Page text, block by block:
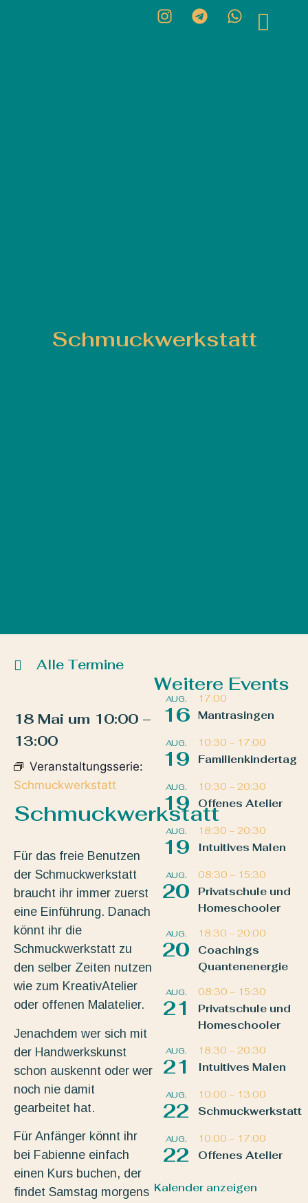
Schmuckwerkstatt
Alle Termine
18 Mai um 10:00 –
13:00
Veranstaltungsserie:
Schmuckwerkstatt
Schmuckwerkstatt
Für das freie Benutzen
der Schmuckwerkstatt
braucht ihr immer zuerst
eine Einführung. Danach
könnt ihr die
Schmuckwerkstatt zu
den selber Zeiten nutzen
wie zum KreativAtelier
oder offenen Malatelier.
Jenachdem wer sich mit
der Handwerkskunst
schon auskennt oder wer
noch nie damit
gearbeitet hat.
Für Anfänger könnt ihr
bei Fabienne einfach
einen Kurs buchen, der
findet Samstag morgens
Weitere Events
AUG.
16
17:00
Mantrasingen
AUG.
19
10:30 – 17:00
Familienkindertag
AUG.
19
10:30 – 20:30
Offenes Atelier
AUG.
19
18:30 – 20:30
Intuitives Malen
AUG.
20
08:30 – 15:30
Privatschule und
Homeschooler
AUG.
20
18:30 – 20:00
Coachings
Quantenenergie
AUG.
21
08:30 – 15:30
Privatschule und
Homeschooler
AUG.
21
18:30 – 20:30
Intuitives Malen
AUG.
22
10:00 – 13:00
Schmuckwerkstatt
AUG.
22
10:00 – 17:00
Offenes Atelier
Kalender anzeigen